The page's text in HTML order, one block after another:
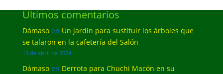
Últimos comentarios
Dámasoen Un jardín para sustituir los árboles que
se talaron en la cafetería del Salón
13 de abril de 2024
Dámasoen Derrota para Chuchi Macón en su